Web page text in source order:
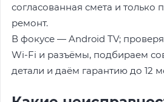
согласованная смета и только
ремонт.
В фокусе — Android TV;
Wi-Fi и разъёмы, подбираем
детали и даём гарантию до 12